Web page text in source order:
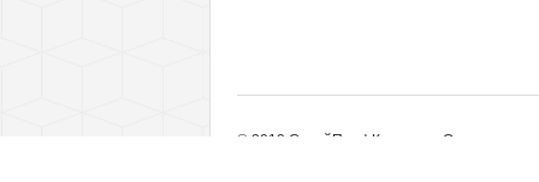
© 2010 СтройПрофКомплект. Оптовые